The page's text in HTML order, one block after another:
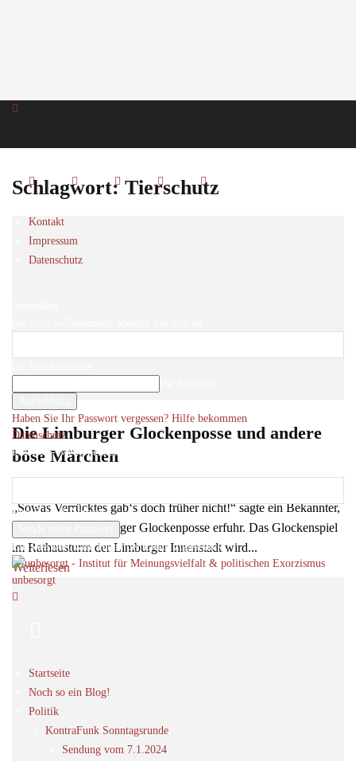
Kontakt
Impressum
Datenschutz
Haben Sie Ihr Passwort vergessen? Hilfe bekommen
Datenschutz
Passwort-Wiederherstellung
Ihre E-Mail-Adresse
Ein Passwort wird Ihnen per Email zugeschickt.
unbesorgt
Startseite
Noch so ein Blog!
Politik
KontraFunk Sonntagsrunde
Sendung vom 7.1.2024
Schlagwort: Tierschutz
Die Limburger Glockenposse und andere
böse Märchen
„Sowas Verrücktes gab‘s doch früher nicht!“ sagte ein Bekannter,
als er von der Limburger Glockenposse erfuhr. Das Glockenspiel
im Rathausturm der Limburger Innenstadt wird...
Weiterlesen